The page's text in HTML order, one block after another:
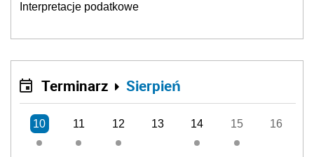
Interpretacje podatkowe
Terminarz Sierpień
10 11 12 13 14 15 16